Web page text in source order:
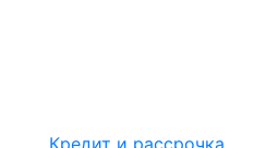
Кредит и рассрочка